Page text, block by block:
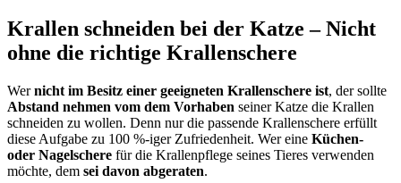
Krallen schneiden bei der Katze – Nicht
ohne die richtige Krallenschere
Wernicht im Besitz einer geeigneten Krallenschere ist, der sollte
Abstand nehmen vom dem Vorhaben seiner Katze die Krallen
schneiden zu wollen. Denn nur die passende Krallenschere erfüllt
diese Aufgabe zu 100 %-iger Zufriedenheit. Wer eine Küchen-
oder Nagelschere für die Krallenpflege seines Tieres verwenden
möchte, dem sei davon abgeraten.